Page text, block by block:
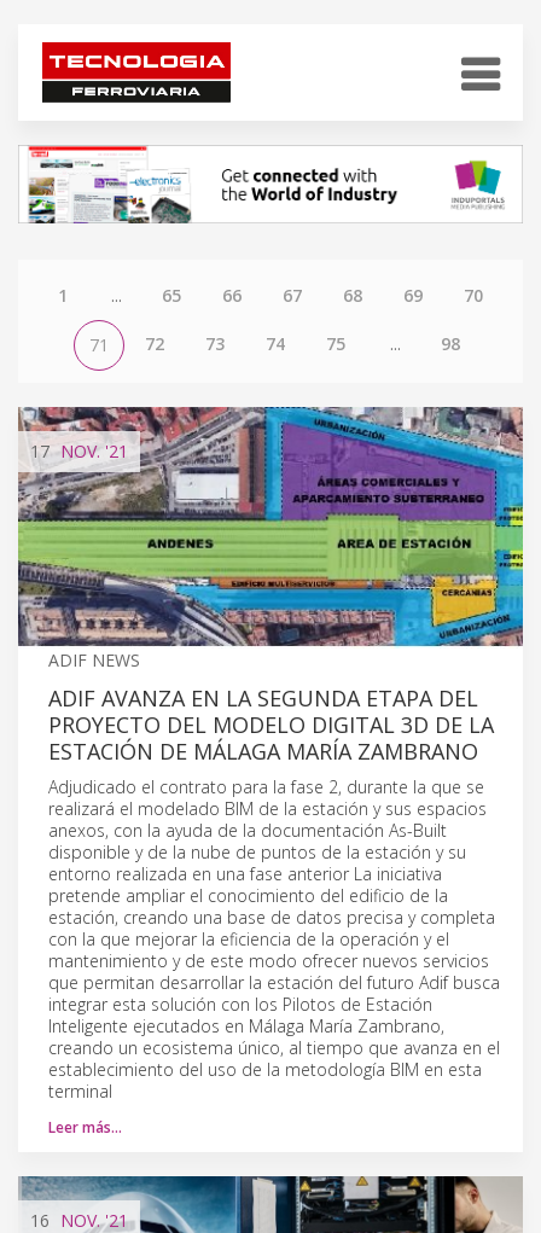
1 ... 65 66 67 68 69 70
71 72 73 74 75 ... 98
17 NOV.'21
ADIF NEWS
ADIF AVANZA EN LA SEGUNDA ETAPA DEL
PROYECTO DEL MODELO DIGITAL 3D DE LA
ESTACIÓN DE MÁLAGA MARÍA ZAMBRANO
Adjudicado el contrato para la fase 2, durante la que se
realizará el modelado BIM de la estación y sus espacios
anexos, con la ayuda de la documentación As-Built
disponible y de la nube de puntos de la estación y su
entorno realizada en una fase anterior La iniciativa
pretende ampliar el conocimiento del edificio de la
estación, creando una base de datos precisa y completa
con la que mejorar la eficiencia de la operación y el
mantenimiento y de este modo ofrecer nuevos servicios
que permitan desarrollar la estación del futuro Adif busca
integrar esta solución con los Pilotos de Estación
Inteligente ejecutados en Málaga María Zambrano,
creando un ecosistema único, al tiempo que avanza en el
establecimiento del uso de la metodología BIM en esta
terminal
Leer más…
16 NOV.'21